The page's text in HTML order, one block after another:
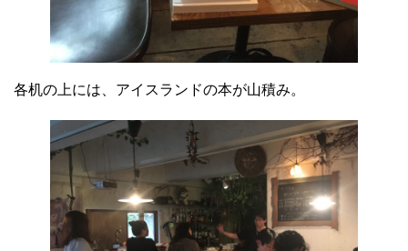
各机の上には、アイスランドの本が山積み。